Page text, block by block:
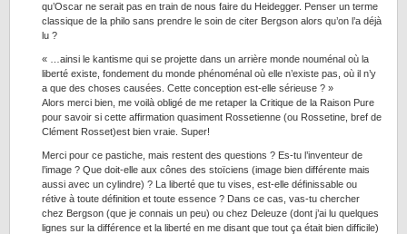
qu’Oscar ne serait pas en train de nous faire du Heidegger. Penser un terme
classique de la philo sans prendre le soin de citer Bergson alors qu’on l’a déjà
lu ?
« …ainsi le kantisme qui se projette dans un arrière monde nouménal où la
liberté existe, fondement du monde phénoménal où elle n’existe pas, où il n’y
a que des choses causées. Cette conception est-elle sérieuse ? »
Alors merci bien, me voilà obligé de me retaper la Critique de la Raison Pure
pour savoir si cette affirmation quasiment Rossetienne (ou Rossetine, bref de
Clément Rosset)est bien vraie. Super!
Merci pour ce pastiche, mais restent des questions ? Es-tu l’inventeur de
l’image ? Que doit-elle aux cônes des stoïciens (image bien différente mais
aussi avec un cylindre) ? La liberté que tu vises, est-elle définissable ou
rétive à toute définition et toute essence ? Dans ce cas, vas-tu chercher
chez Bergson (que je connais un peu) ou chez Deleuze (dont j’ai lu quelques
lignes sur la différence et la liberté en me disant que tout ça était bien difficile)